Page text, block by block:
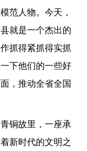
范人物。今天，
就是一个杰出的
抓得紧抓得实抓
下他们的一些好
，推动全省全国
铜故里，一座承
新时代的文明之